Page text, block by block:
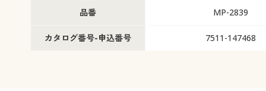
品番 MP-2839
カタログ番号-申込番号 7511-147468